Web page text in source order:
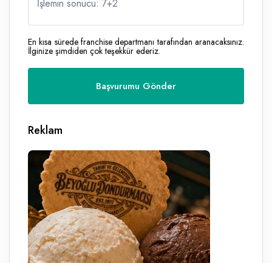
İşlemin sonucu: 7+2
En kısa sürede franchise departmanı tarafından aranacaksınız.
İlginize şimdiden çok teşekkür ederiz.
Reklam